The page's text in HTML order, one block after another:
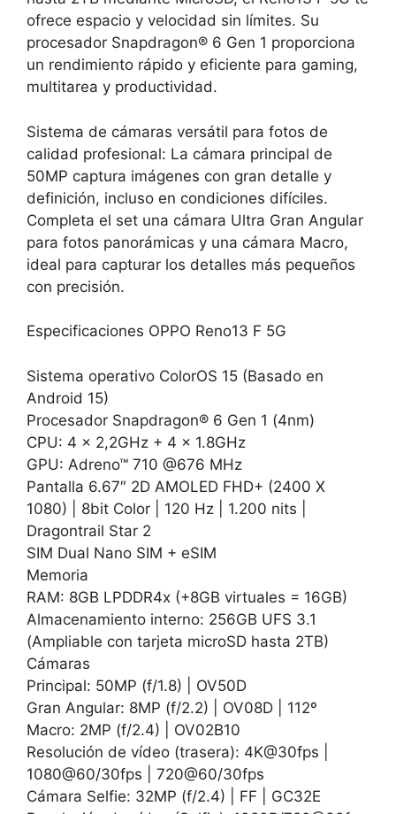
ofrece espacio y velocidad sin límites. Su
procesador Snapdragon® 6 Gen 1 proporciona
un rendimiento rápido y eficiente para gaming,
multitarea y productividad.
Sistema de cámaras versátil para fotos de
calidad profesional: La cámara principal de
50MP captura imágenes con gran detalle y
definición, incluso en condiciones difíciles.
Completa el set una cámara Ultra Gran Angular
para fotos panorámicas y una cámara Macro,
ideal para capturar los detalles más pequeños
con precisión.
Especificaciones OPPO Reno13 F 5G
Sistema operativo ColorOS 15 (Basado en
Android 15)
Procesador Snapdragon® 6 Gen 1 (4nm)
CPU: 4 x 2,2GHz + 4 x 1.8GHz
GPU: Adreno™ 710 @676 MHz
Pantalla 6.67″ 2D AMOLED FHD+ (2400 X
1080) | 8bit Color | 120 Hz | 1.200 nits |
Dragontrail Star 2
SIM Dual Nano SIM + eSIM
Memoria
RAM: 8GB LPDDR4x (+8GB virtuales = 16GB)
Almacenamiento interno: 256GB UFS 3.1
(Ampliable con tarjeta microSD hasta 2TB)
Cámaras
Principal: 50MP (f/1.8) | OV50D
Gran Angular: 8MP (f/2.2) | OV08D | 112º
Macro: 2MP (f/2.4) | OV02B10
Resolución de vídeo (trasera): 4K@30fps |
1080@60/30fps | 720@60/30fps
Cámara Selfie: 32MP (f/2.4) | FF | GC32E